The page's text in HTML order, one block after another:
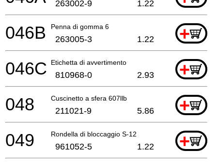
263002-9 1.22
Penna di gomma 6 +
046B 263005-3 1.22
Etichetta di avvertimento +
046C 810968-0 2.93
Cuscinetto a sfera 607llb +
048 211021-9 5.86
Rondella di bloccaggio S-12 +
049 961052-5 1.22